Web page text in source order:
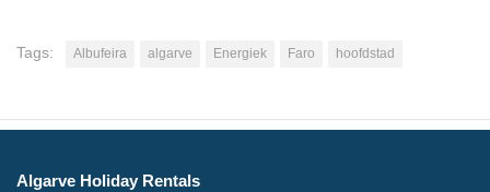
Tags: Albufeira algarve Energiek Faro hoofdstad
Algarve Holiday Rentals